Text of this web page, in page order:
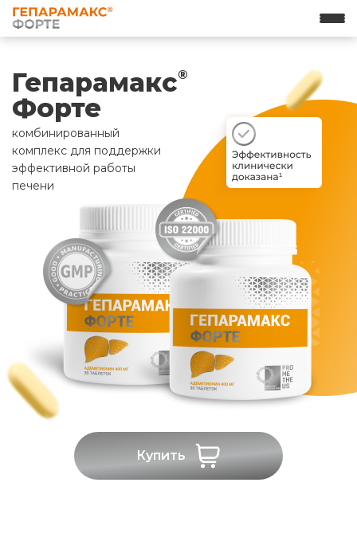
Гепарамакс®
Форте
комбинированный
комплекс для поддержки
эффективной работы
печени
Купить